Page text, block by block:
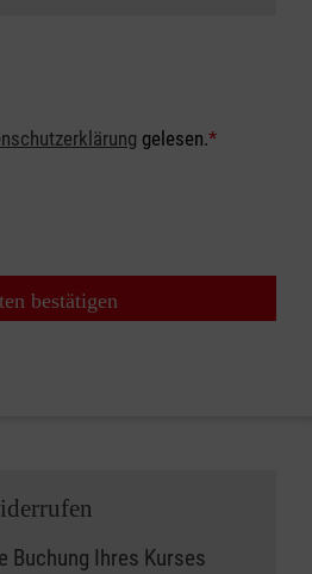
gelesen.*
bestätigen
Buchung Ihres Kurses